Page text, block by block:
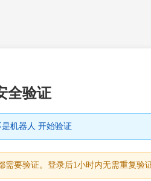
全验证
机器人 开始验证
需要验证。登录后1小时内无需重复验